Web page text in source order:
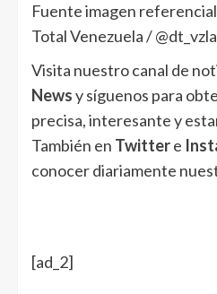
Fuente imagen
Total Venezuela / @dt_vzla
Visita nuestro canal de
Newsy síguenos para
precisa, interesante y
También en Twittere
conocer diariamente
[ad_2]